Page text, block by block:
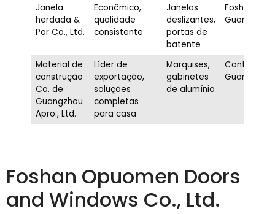
Janela
herdada &
Por Co., Ltd.
Econômico,
qualidade
consistente
Janelas
deslizantes,
portas de
batente
Foshan,
Guangdong
Material de
construção
Co. de
Guangzhou
Apro., Ltd.
Líder de
exportação,
soluções
completas
para casa
Marquises,
gabinetes
de alumínio
Cantão,
Guangdong
Foshan Opuomen Doors
and Windows Co., Ltd.